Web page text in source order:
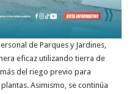
de Parques y Jardines,
eficaz utilizando tierra de
del riego previo para
Asimismo, se continúa